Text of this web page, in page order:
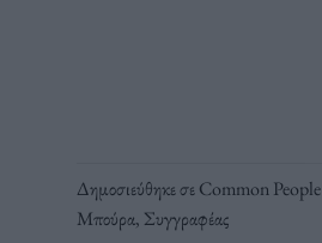
Δημοσιεύθηκε σεCommon People
Μπούρα, Συγγραφέας